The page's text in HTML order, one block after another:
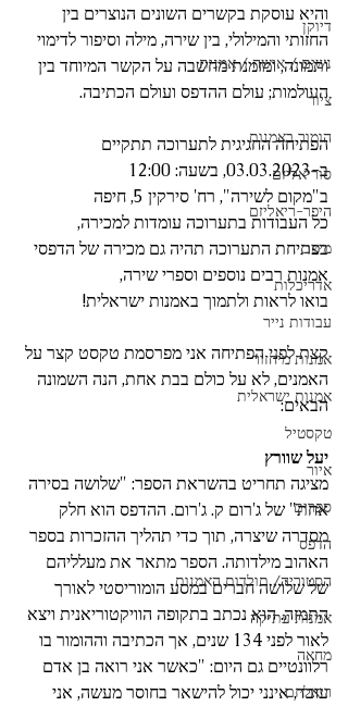
דיוקן
נשים / אישה / אמנית
ציור
הומור באמנות
סוריאליזם
היפר-ריאליזם
מיצב
אדריכלות
עבודות נייר
אמנות מיחזור
אמנות ישראלית
טקסטיל
איור
ספרים
הדפס
הסטוריה/ תולדות האמנות
אמנות עתיקה
מחאה
ריאליזם
והיא עוסקת בקשרים השונים הנוצרים בין
החזותי והמילולי, בין שירה, מילה וסיפור לדימוי
ותמונה, ומזמנת מחשבה על הקשר המיוחד בין
העולמות; עולם ההדפס ועולם הכתיבה.
הפתיחה החגיגית לתערוכה תתקיים
ב-03.03.2023, בשעה: 12:00
ב"מקום לשירה", רח' סירקין 5, חיפה
כל העבודות בתערוכה עומדות למכירה,
בפתיחת התערוכה תהיה גם מכירה של הדפסי
אמנות רבים נוספים וספרי שירה,
בואו לראות ולתמוך באמנות ישראלית!
קצת לפני הפתיחה אני מפרסמת טקסט קצר על
האמנים, לא על כולם בבת אחת, הנה השמונה
הבאים:
יעל שוורץ
מציגה תחריט בהשראת הספר: "שלושה בסירה
אחת" של ג'רום ק. ג'רום. ההדפס הוא חלק
מסדרה שיצרה, תוך כדי תהליך ההזכרות בספר
האהוב מילדותה. הספר מתאר את מעלליהם
של שלושה חברים במסע הומוריסטי לאורך
התמזה. הוא נכתב בתקופה הוויקטוריאנית ויצא
לאור לפני 134 שנים, אך הכתיבה וההומור בו
רלוונטיים גם היום: "כאשר אני רואה בן אדם
עובד, אינני יכול להישאר בחוסר מעשה, אני